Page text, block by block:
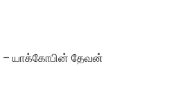
– யாக்கோபின் தேவன்